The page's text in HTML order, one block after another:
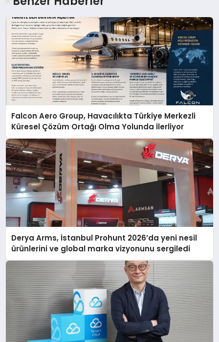
Falcon Aero Group, Havacılıkta Türkiye Merkezli
Küresel Çözüm Ortağı Olma Yolunda İlerliyor
Derya Arms, İstanbul Prohunt 2026’da yeni nesil
ürünlerini ve global marka vizyonunu sergiledi